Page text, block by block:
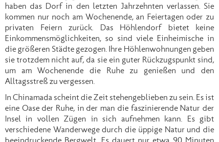
haben das Dorf in den letzten Jahrzehnten verlassen. Sie
kommen nur noch am Wochenende, an Feiertagen oder zu
privaten Feiern zurück. Das Höhlendorf bietet keine
Einkommensmöglichkeiten, so sind viele Einheimische in
die größeren Städte gezogen. Ihre Höhlenwohnungen geben
sie trotzdem nicht auf, da sie ein guter Rückzugspunkt sind,
um am Wochenende die Ruhe zu genießen und den
Alltagsstreß zu vergessen.
In Chinamada scheint die Zeit stehengeblieben zu sein. Es ist
eine Oase der Ruhe, in der man die faszinierende Natur der
Insel in vollen Zügen in sich aufnehmen kann. Es gibt
verschiedene Wanderwege durch die üppige Natur und die